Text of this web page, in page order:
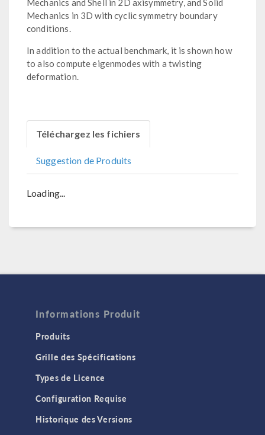
Mechanics and Shell in 2D axisymmetry, and Solid
Mechanics in 3D with cyclic symmetry boundary
conditions.
In addition to the actual benchmark, it is shown how
to also compute eigenmodes with a twisting
deformation.
Téléchargez les fichiers
Suggestion de Produits
Loading...
Informations Produit
Produits
Grille des Spécifications
Types de Licence
Configuration Requise
Historique des Versions